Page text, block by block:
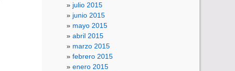
julio 2015
junio 2015
mayo 2015
abril 2015
marzo 2015
febrero 2015
enero 2015